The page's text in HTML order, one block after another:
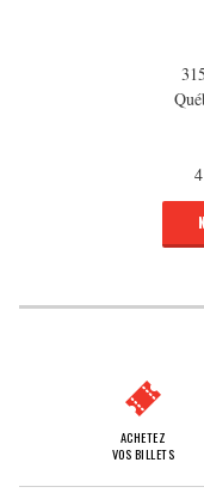
ACHETEZ
VOS BILLETS